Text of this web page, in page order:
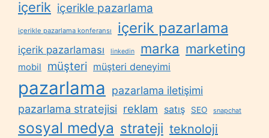
içerik içerikle pazarlama
içerikle pazarlama konferansı içerik pazarlama
içerik pazarlaması linkedin marka marketing
mobil müşteri müşteri deneyimi
pazarlama
pazarlama iletişimi
pazarlama stratejisi reklam satış SEO snapchat
sosyal medya strateji teknoloji